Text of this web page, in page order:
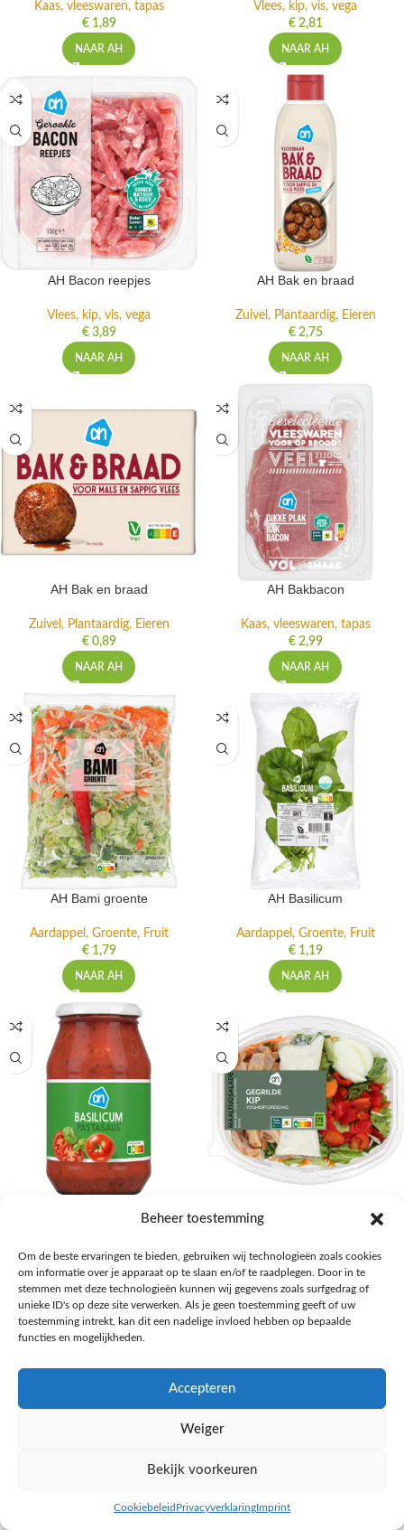
Beheer toestemming
Om de beste ervaringen te bieden, gebruiken wij technologieën zoals cookies
om informatie over je apparaat op te slaan en/of te raadplegen. Door in te
stemmen met deze technologieën kunnen wij gegevens zoals surfgedrag of
unieke ID's op deze site verwerken. Als je geen toestemming geeft of uw
toestemming intrekt, kan dit een nadelige invloed hebben op bepaalde
functies en mogelijkheden.
Accepteren
Weiger
Bekijk voorkeuren
Cookiebeleid PrivacyverklaringImprint
Kaas, vleeswaren, tapas
€1,89
NAAR AH
Vlees, kip, vis, vega
€2,81
NAAR AH
AH Bacon reepjes
Vlees, kip, vis, vega
€3,89
NAAR AH
AH Bak en braad
Zuivel, Plantaardig, Eieren
€2,75
NAAR AH
AH Bak en braad
Zuivel, Plantaardig, Eieren
€0,89
NAAR AH
AH Bakbacon
Kaas, vleeswaren, tapas
€2,99
NAAR AH
AH Bami groente
Aardappel, Groente, Fruit
€1,79
NAAR AH
AH Basilicum
Aardappel, Groente, Fruit
€1,19
NAAR AH
€1,59
NAAR AH
Salades,Pizza, Maaltijden
€3,39
NAAR AH